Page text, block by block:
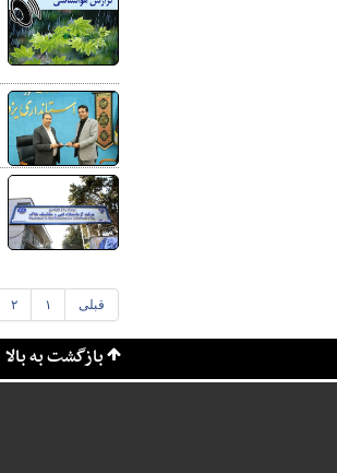
قبلی ۱ ۲
بازگشت به بالا